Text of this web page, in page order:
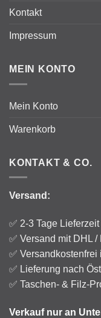
Kontakt
Impressum
MEIN KONTO
Mein Konto
Warenkorb
KONTAKT & CO.
Versand:
✅ 2-3 Tage
✅ Versand mit DHL /
✅ Versandkostenfrei
✅ Lieferung nach
✅ Taschen- & Filz-
Verkauf nur an